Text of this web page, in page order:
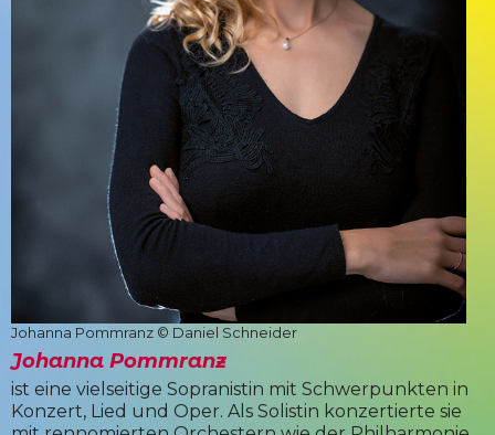
Johanna Pommranz © Daniel Schneider
Johanna Pommranz
ist eine vielseitige Sopranistin mit Schwerpunkten in
Konzert, Lied und Oper. Als Solistin konzertierte sie